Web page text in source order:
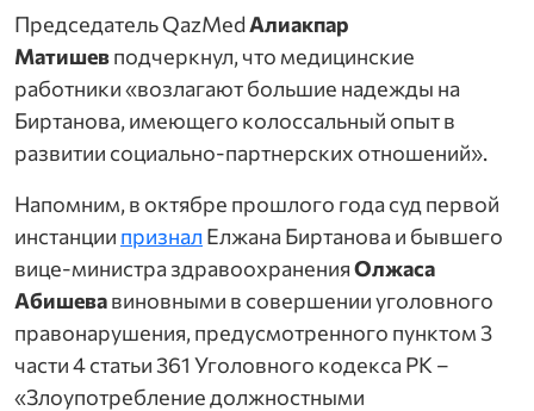
Председатель QazMedАлиакпар
Матишевподчеркнул, что медицинские
работники «возлагают большие надежды на
Биртанова, имеющего колоссальный опыт в
развитии социально-партнерских отношений».
Напомним, в октябре прошлого года суд первой
инстанции признал Елжана Биртанова и бывшего
вице-министра здравоохраненияОлжаса
Абишевавиновными в совершении уголовного
правонарушения, предусмотренного пунктом 3
части 4 статьи 361 Уголовного кодекса РК –
«Злоупотребление должностными